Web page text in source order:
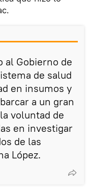
al Gobierno de
de salud
en insumos y
a un gran
voluntad de
en investigar
de las
López.